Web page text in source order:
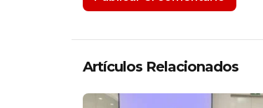
Artículos Relacionados